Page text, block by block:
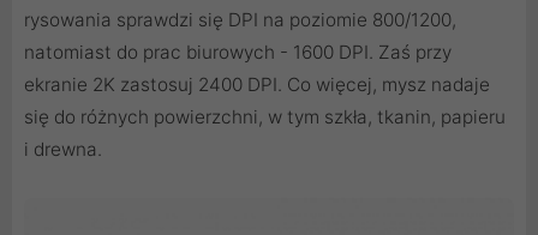
rysowania sprawdzi się DPI na poziomie 800/1200,
natomiast do prac biurowych - 1600 DPI. Zaś przy
ekranie 2K zastosuj 2400 DPI. Co więcej, mysz nadaje
się do różnych powierzchni, w tym szkła, tkanin, papieru
i drewna.